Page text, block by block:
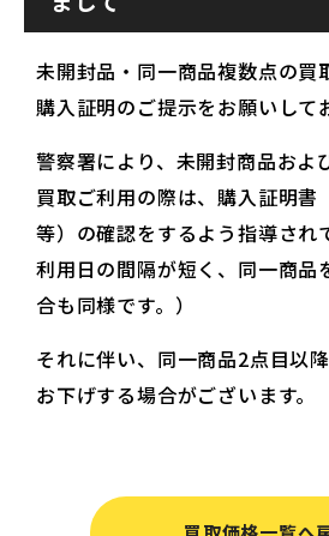
未開封品・同一商品複数点の買
購入証明のご提示をお願いして
警察署により、未開封商品およ
買取ご利用の際は、購入証明書
等）の確認をするよう指導さ
利用日の間隔が短く、同一商品
合も同様です。）
それに伴い、同一商品2点目以
お下げする場合がございます。